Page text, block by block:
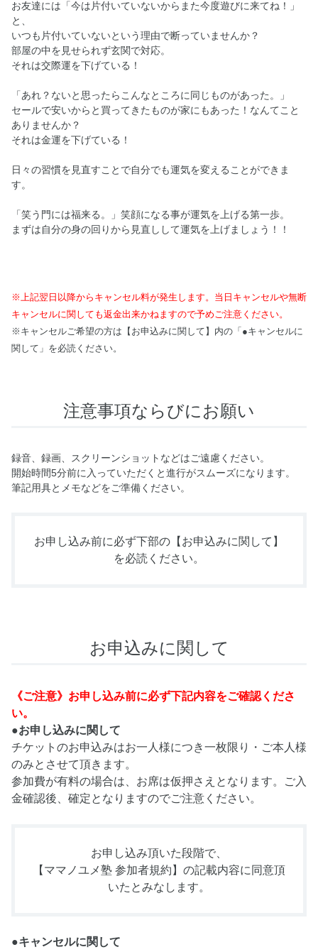
お友達には「今は片付いていないからまた今度遊びに来てね！」
と、
いつも片付いていないという理由で断っていませんか？
部屋の中を見せられず玄関で対応。
それは交際運を下げている！
「あれ？ないと思ったらこんなところに同じものがあった。」
セールで安いからと買ってきたものが家にもあった！なんてこと
ありませんか？
それは金運を下げている！
日々の習慣を見直すことで自分でも運気を変えることができま
す。
「笑う門には福来る。」笑顔になる事が運気を上げる第一歩。
まずは自分の身の回りから見直しして運気を上げましょう！！
※上記翌日以降からキャンセル料が発生します。当日キャンセルや無断
キャンセルに関しても返金出来かねますので予めご注意ください。
※キャンセルご希望の方は【お申込みに関して】内の「●キャンセルに
関して」を必読ください。
注意事項ならびにお願い
録音、録画、スクリーンショットなどはご遠慮ください。
開始時間5分前に入っていただくと進行がスムーズになります。
筆記用具とメモなどをご準備ください。
お申し込み前に必ず下部の 【お申込みに関して】
を必読ください。
お申込みに関して
《ご注意》お申し込み前に必ず下記内容をご確認くださ
い。
●お申し込みに関して
チケットのお申込みはお一人様につき一枚限り・ご本人様
のみとさせて頂きます。
参加費が有料の場合は、お席は仮押さえとなります。ご入
金確認後、確定となりますのでご注意ください。
お申し込み頂いた段階で、
【ママノユメ塾 参加者規約】 の記載内容に同意頂
いたとみなします。
●キャンセルに関して